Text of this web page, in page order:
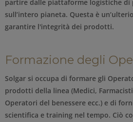
partire dalle piattaforme logistiche di
sull’intero pianeta. Questa è
garantire l'integrità dei prodotti.
Formazione degli
Solgar si occupa di formare gli
prodotti della linea (Medici,
Operatori del benessere ecc.) e di
scientifica e training nel tempo. Ciò